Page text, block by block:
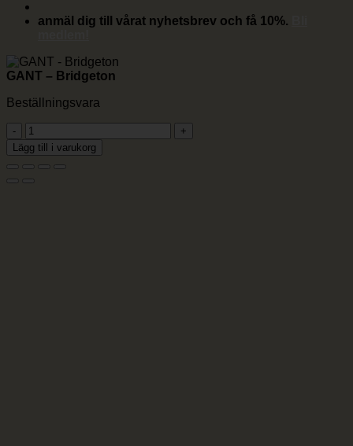
anmäl dig till vårat nyhetsbrev och få 10%.
GANT – Bridgeton
Beställningsvara
GANT
-
Bridgeton
mängd
Lägg till i varukorg